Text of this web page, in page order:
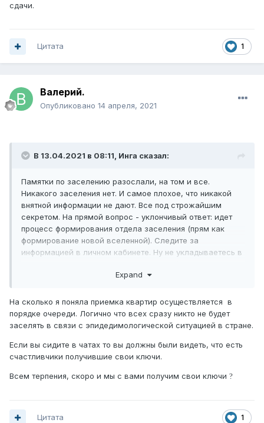
сдачи.
1
Цитата
Валерий.
Опубликовано 14 апреля, 2021
В 13.04.2021 в 08:11, Инга сказал:
Памятки по заселению разослали, на том и все.
Никакого заселения нет. И самое плохое, что никакой
внятной информации не дают. Все под строжайшим
секретом. На прямой вопрос - уклончивый ответ: идет
процесс формирования отдела заселения (прям как
формирование новой вселенной). Следите за
информацией в личном кабинете. Ну не укладываетесь в
планы есть, кроме ожидания вашей сдачи.
Expand
На сколько я поняла приемка квартир осуществляется в
порядке очереди. Логично что всех сразу никто не будет
заселять в связи с эпидедимологической ситуацией в стране.
Если вы сидите в чатах то вы должны были видеть, что есть
счастливчики получившие свои ключи.
Всем терпения, скоро и мы с вами получим свои ключи ?
1
Цитата